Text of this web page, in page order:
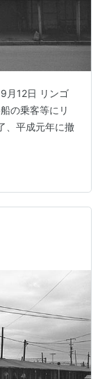
月12日 リンゴ
の乗客等にリ
、平成元年に撤